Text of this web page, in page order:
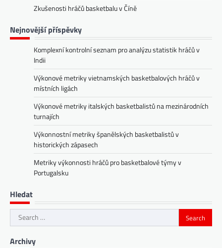
Zkušenosti hráčů basketbalu v Číně
Nejnovější příspěvky
Komplexní kontrolní seznam pro analýzu statistik hráčů v
Indii
Výkonové metriky vietnamských basketbalových hráčů v
místních ligách
Výkonové metriky italských basketbalistů na mezinárodních
turnajích
Výkonnostní metriky španělských basketbalistů v
historických zápasech
Metriky výkonnosti hráčů pro basketbalové týmy v
Portugalsku
Hledat
Search
for:
Archivy